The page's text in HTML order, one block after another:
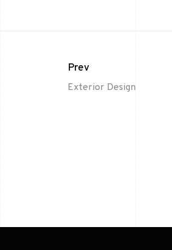
Prev
Exterior Design